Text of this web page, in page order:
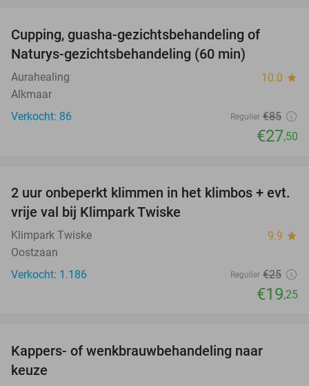
Cupping, guasha-gezichtsbehandeling of
Naturys-gezichtsbehandeling (60 min)
Aurahealing 10.0 star
Alkmaar
Verkocht: 86
Regulier €85
€27,50
23%
2 uur onbeperkt klimmen in het klimbos + evt.
vrije val bij Klimpark Twiske
Klimpark Twiske 9.9 star
Oostzaan
Verkocht: 1.186
Regulier €25
€19,25
Kappers- of wenkbrauwbehandeling naar
keuze